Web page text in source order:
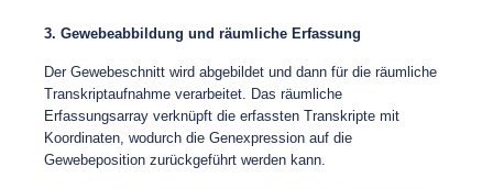
3. Gewebeabbildung und räumliche Erfassung
Der Gewebeschnitt wird abgebildet und dann für die räumliche
Transkriptaufnahme verarbeitet. Das räumliche
Erfassungsarray verknüpft die erfassten Transkripte mit
Koordinaten, wodurch die Genexpression auf die
Gewebeposition zurückgeführt werden kann.